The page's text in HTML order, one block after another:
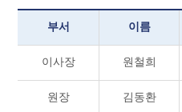
부서 이름
이사장 원철희
원장 김동환